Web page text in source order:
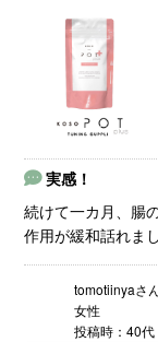
実感！
続けて一カ月、腸
作用が緩和話れま
tomotiinyaさ
女性
投稿時：40代